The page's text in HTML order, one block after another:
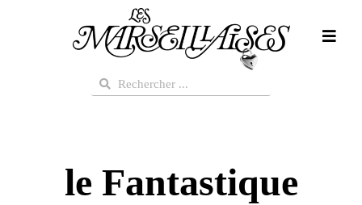
Rechercher
Rechercher
le Fantastique